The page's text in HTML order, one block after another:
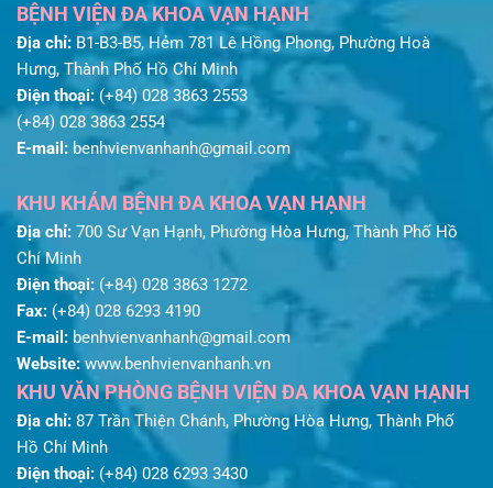
BỆNH VIỆN ĐA KHOA VẠN HẠNH
Địa chỉ: B1-B3-B5, Hẻm 781 Lê Hồng Phong, Phường Hoà
Hưng, Thành Phố Hồ Chí Minh
Điện thoại: (+84) 028 3863 2553
(+84) 028 3863 2554
E-mail: benhvienvanhanh@gmail.com
KHU KHÁM BỆNH ĐA KHOA VẠN HẠNH
Địa chỉ: 700 Sư Vạn Hạnh, Phường Hòa Hưng, Thành Phố Hồ
Chí Minh
Điện thoại: (+84) 028 3863 1272
Fax: (+84) 028 6293 4190
E-mail: benhvienvanhanh@gmail.com
Website:www.benhvienvanhanh.vn
KHU VĂN PHÒNG BỆNH VIỆN ĐA KHOA VẠN HẠNH
Địa chỉ: 87 Trần Thiện Chánh, Phường Hòa Hưng, Thành Phố
Hồ Chí Minh
Điện thoại: (+84) 028 6293 3430